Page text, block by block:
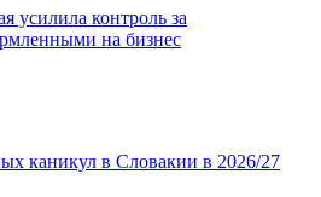
усилила контроль за
на бизнес
каникул в Словакии в 2026/27